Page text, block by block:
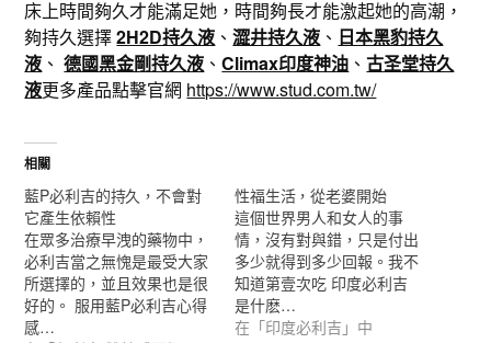
床上時間夠久才能滿足她，時間夠長才能激起她的高潮，
夠持久選擇2H2D持久液 、澀井持久液 、 日本黑豹持久
液 、 德國黑金剛持久液 、Climax印度神油 、古圣堂持久
液更多產品點擊官網 https://www.stud.com.tw/
相關
藍P必利吉的持久，不會對
它產生依賴性
在眾多治療早洩的藥物中，
必利吉當之無愧是最受大家
所選擇的，並且效果也是很
好的。 服用藍P必利吉心得
感…
性福生活，從老婆開始
這個世界男人和女人的事
情，沒有對與錯，只是付出
多少就得到多少回報。我不
知道第壹次吃 印度必利吉
是什麽…
在「印度必利吉」中